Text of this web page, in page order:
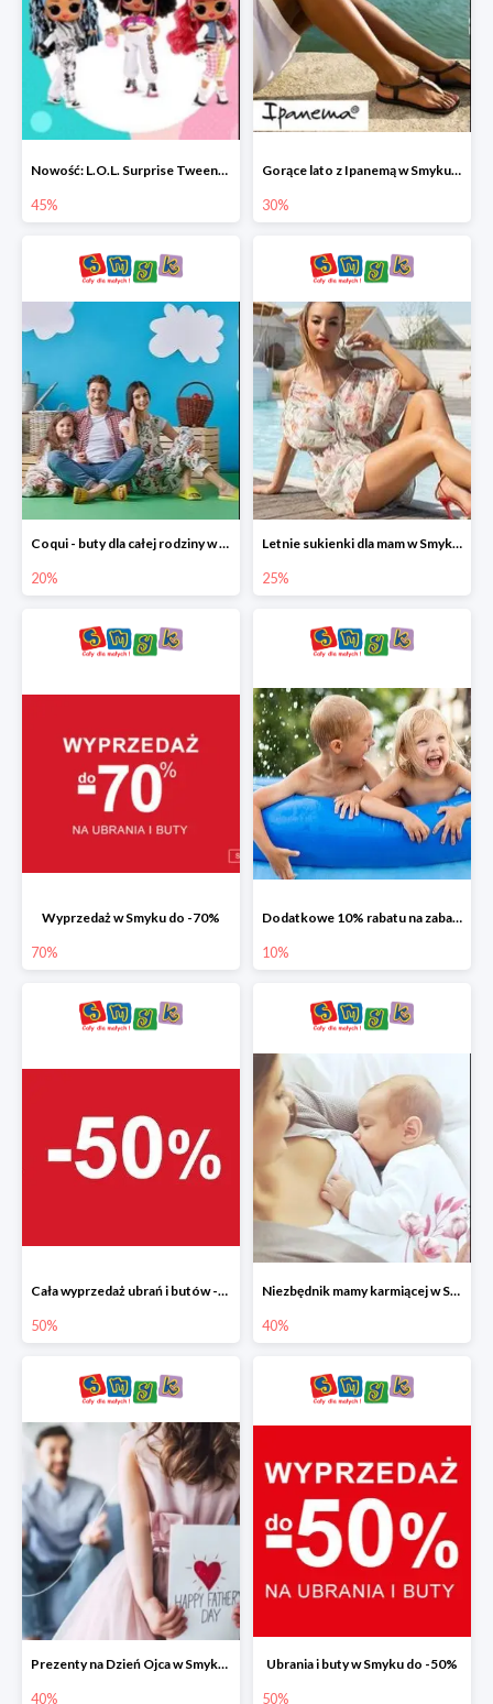
Nowość: L.O.L. Surprise Tweens Doll w Smyku do -45%
45%
Gorące lato z Ipanemą w Smyku do -30%
30%
Coqui - buty dla całej rodziny w Smyku do -20%
20%
Letnie sukienki dla mam w Smyku do -25%
25%
Wyprzedaż w Smyku do -70%
70%
Dodatkowe 10% rabatu na zabawki ogrodowe i baseny
10%
Cała wyprzedaż ubrań i butów -50%
50%
Niezbędnik mamy karmiącej w Smyku do -40%
40%
Prezenty na Dzień Ojca w Smyku do -40%
40%
Ubrania i buty w Smyku do -50%
50%